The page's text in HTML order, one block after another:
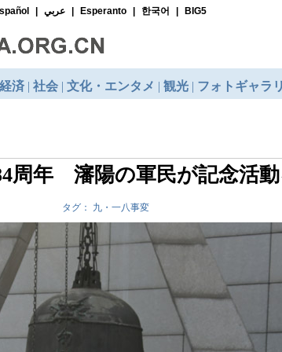
周年 瀋陽の軍民が記念活
タグ： 九・一八事変